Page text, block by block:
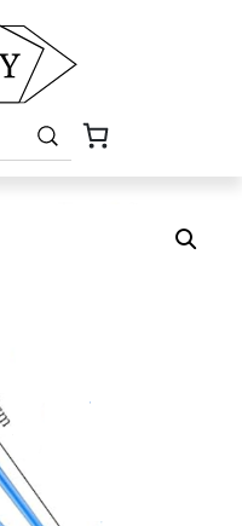
/Töövahendid ja